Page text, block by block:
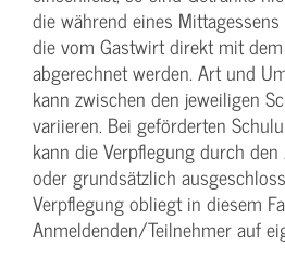
die während eines
die vom Gastwirt direkt mit
abgerechnet werden. Art und
kann zwischen den jeweiligen
variieren. Bei geförderten
kann die Verpflegung durch
oder grundsätzlich
Verpflegung obliegt in diesem
Anmeldenden/­Teilnehmer auf